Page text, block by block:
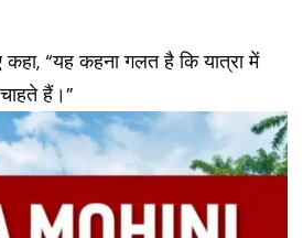
कहा, “यह कहना गलत है कि यात्रा में
हैं।”